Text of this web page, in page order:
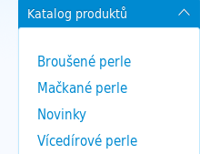
Katalog produktů
Broušené perle
Mačkané perle
Novinky
Vícedírové perle